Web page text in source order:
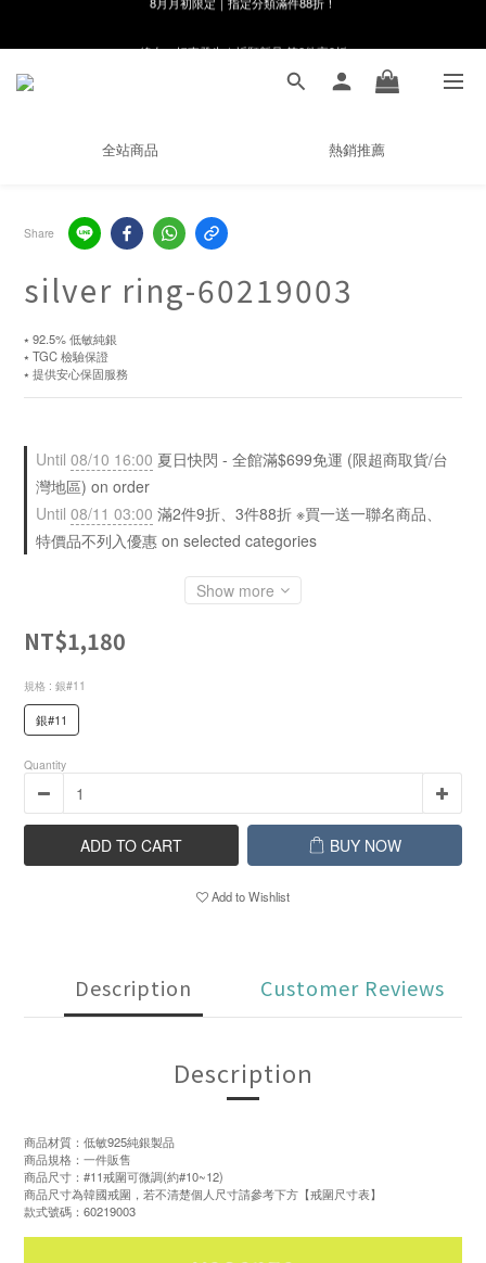
🌸新會員限定🌸註冊送$100購物金
全站商品 熱銷推薦
Share
silver ring-60219003
⭑ 92.5% 低敏純銀
⭑ TGC 檢驗保證
⭑ 提供安心保固服務
Until 08/10 16:00 夏日快閃 - 全館滿$699免運 (限超商取貨/台
灣地區) on order
Until 08/11 03:00 滿2件9折、3件88折 ※買一送一聯名商品、
特價品不列入優惠 on selected categories
Show more
NT$1,180
規格 : 銀#11
銀#11
Quantity
ADD TO CART BUY NOW
Add to Wishlist
Description Customer Reviews
Description
商品材質：低敏925純銀製品
商品規格：一件販售
商品尺寸：#11戒圍可微調(約#10~12)
商品尺寸為韓國戒圍，若不清楚個人尺寸請參考下方【戒圍尺寸表】
款式號碼：60219003